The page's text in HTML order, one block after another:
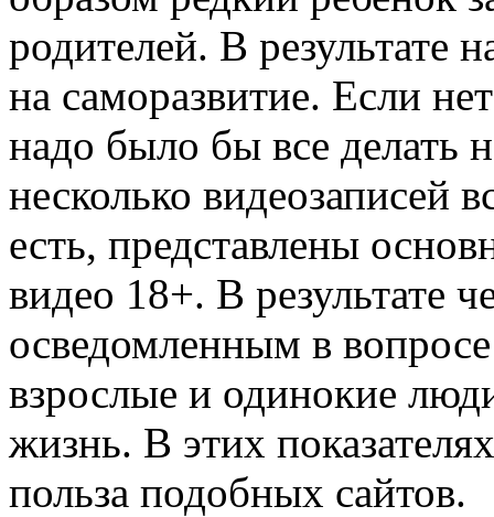
родителей. В результате
на саморазвитие. Если
надо было бы все делать
несколько видеозаписей
есть, представлены
видео 18+. В результате
осведомленным в
взрослые и одинокие
жизнь. В этих
польза подобных сайтов.